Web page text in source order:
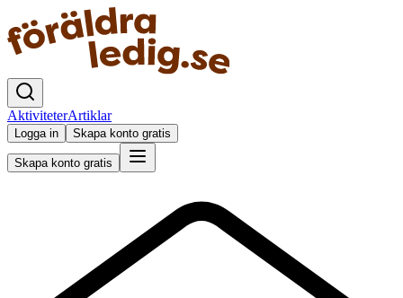
AktiviteterArtiklar
Logga in Skapa konto gratis
Skapa konto gratis